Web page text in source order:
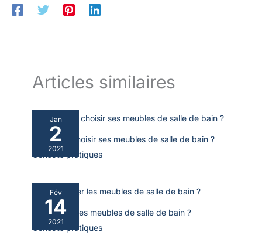
Articles similaires
Jan
2
2021
Comment choisir ses meubles de salle de bain ?
Conseils pratiques
Fév
14
2021
Où acheter les meubles de salle de bain ?
Conseils pratiques